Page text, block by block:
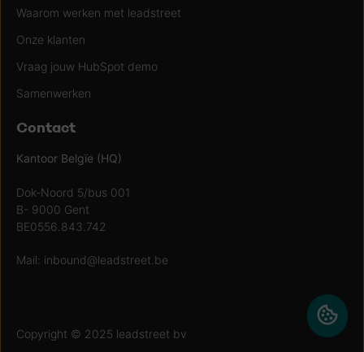
Waarom werken met leadstreet
Onze klanten
Vraag jouw HubSpot demo
Samenwerken
Contact
Kantoor Belgïe (HQ)
Dok-Noord 5/bus 001
B- 9000 Gent
BE0556.843.742
Mail: inbound@leadstreet.be
Copyright © 2025 leadstreet bv